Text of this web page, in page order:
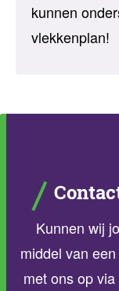
kunnen
vlekkenplan!
Kunnen wij
middel van
met ons op